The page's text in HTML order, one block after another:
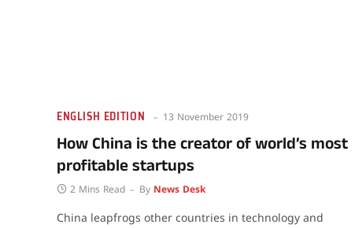
ENGLISH EDITION 13 November 2019
How China is the creator of world’s most
profitable startups
2 Mins Read By News Desk
China leapfrogs other countries in technology and